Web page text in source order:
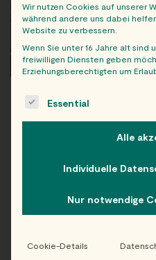
WIEN
Folge uns auf
Wir nutzen Cookies auf unserer
während andere uns dabei
Website zu verbessern.
Wenn Sie unter 16 Jahre alt sind
freiwilligen Diensten geben
Erziehungsberechtigten um
The following is a list of
Essential
Alle
Individuelle
Nur notwendige
Cookie-Details